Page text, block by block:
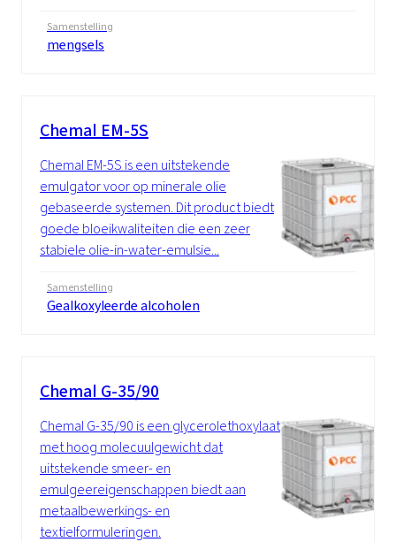
Samenstelling
mengsels
Chemal EM-5S
Chemal EM-5S is een uitstekende
emulgator voor op minerale olie
gebaseerde systemen. Dit product biedt
goede bloeikwaliteiten die een zeer
stabiele olie-in-water-emulsie...
Samenstelling
Gealkoxyleerde alcoholen
Chemal G-35/90
Chemal G-35/90 is een glycerolethoxylaat
met hoog molecuulgewicht dat
uitstekende smeer- en
emulgeereigenschappen biedt aan
metaalbewerkings- en
textielformuleringen.